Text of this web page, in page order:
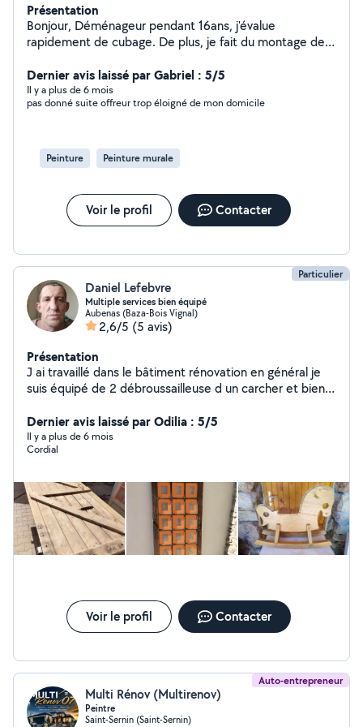
Présentation
Bonjour, Déménageur pendant 16ans, j'évalue
rapidement de cubage. De plus, je fait du montage de
peinture, de la tapisserie, nettoyage extérieur,
préparation et entretien du jardin, sérieux et attentif à
toutes les demandes.
Dernier avis laissé par Gabriel : 5/5
Il y a plus de 6 mois
pas donné suite offreur trop éloigné de mon domicile
Peinture Peinture murale
Voir le profil Contacter
Particulier
Daniel Lefebvre
Multiple services bien équipé
Aubenas (Baza-Bois Vignal)
2,6/5 (5 avis)
Présentation
J ai travaillé dans le bâtiment rénovation en général je
suis équipé de 2 débroussailleuse d un carcher et bien d
Dernier avis laissé par Odilia : 5/5
Il y a plus de 6 mois
Cordial
Voir le profil Contacter
Auto-entrepreneur
Multi Rénov (Multirenov)
Peintre
Saint-Sernin (Saint-Sernin)